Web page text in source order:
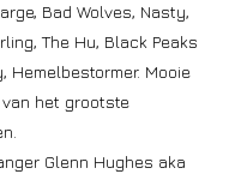
Bad Wolves, Nasty,
The Hu, Black Peaks
Hemelbestormer. Mooie
het grootste
Glenn Hughes aka